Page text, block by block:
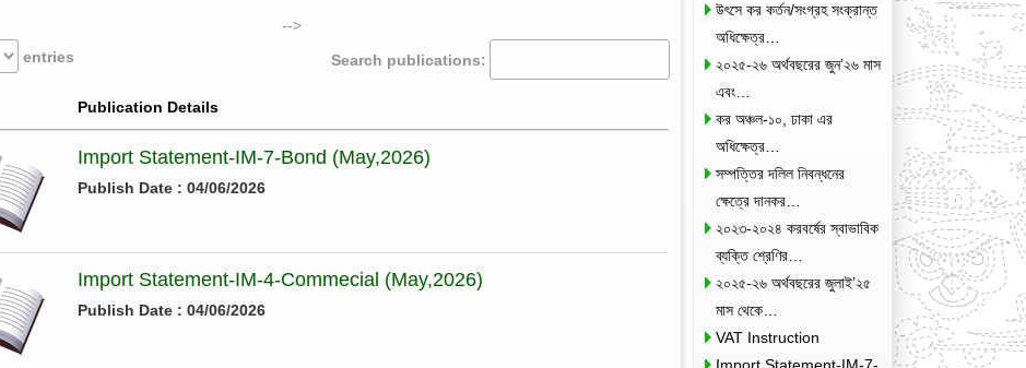
-->
entries Search publications:
Publication Details
Import Statement-IM-7-Bond (May,2026)
Publish Date : 04/06/2026
Import Statement-IM-4-Commecial (May,2026)
Publish Date : 04/06/2026
উৎসে কর কর্তন/সংগ্রহ সংক্রান্ত
অধিক্ষেত্র…
২০২৫-২৬ অর্থবছরের জুন’২৬ মাস
এবং…
কর অঞ্চল-১০, ঢাকা এর
অধিক্ষেত্র…
সম্পত্তির দলিল নিবন্ধনের
ক্ষেত্রে দানকর…
২০২৩-২০২৪ করবর্ষের স্বাভাবিক
ব্যক্তি শ্রেণির…
২০২৫-২৬ অর্থবছরের জুলাই’২৫
মাস থেকে…
VAT Instruction